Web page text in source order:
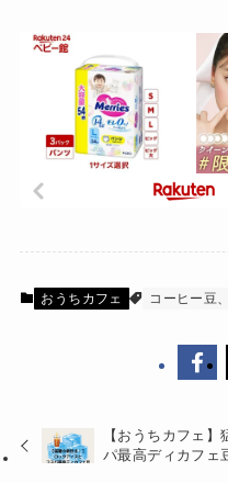
おうちカフェ コーヒー豆
【おうちカフェ
パ最高ディカフェ